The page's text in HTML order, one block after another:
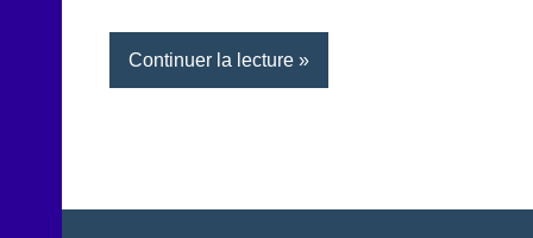
Continuer la lecture